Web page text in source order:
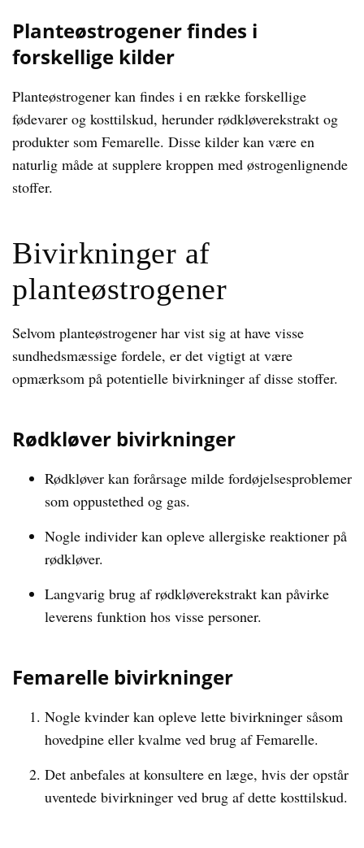
Planteøstrogener findes i
forskellige kilder
Planteøstrogener kan findes i en række forskellige
fødevarer og kosttilskud, herunder rødkløverekstrakt og
produkter som Femarelle. Disse kilder kan være en
naturlig måde at supplere kroppen med østrogenlignende
stoffer.
Bivirkninger af
planteøstrogener
Selvom planteøstrogener har vist sig at have visse
sundhedsmæssige fordele, er det vigtigt at være
opmærksom på potentielle bivirkninger af disse stoffer.
Rødkløver bivirkninger
Rødkløver kan forårsage milde fordøjelsesproblemer
som oppustethed og gas.
Nogle individer kan opleve allergiske reaktioner på
rødkløver.
Langvarig brug af rødkløverekstrakt kan påvirke
leverens funktion hos visse personer.
Femarelle bivirkninger
Nogle kvinder kan opleve lette bivirkninger såsom
hovedpine eller kvalme ved brug af Femarelle.
Det anbefales at konsultere en læge, hvis der opstår
uventede bivirkninger ved brug af dette kosttilskud.